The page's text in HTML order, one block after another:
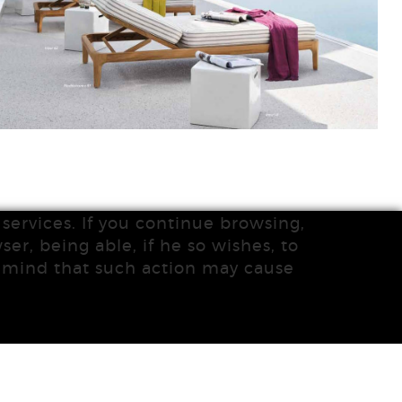
If you continue browsing,
being able, if he so wishes, to
that such action may cause